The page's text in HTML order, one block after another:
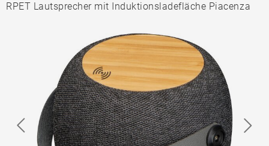
RPET Lautsprecher mit Induktionsladefläche Piacenza